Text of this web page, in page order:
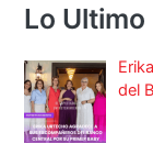
Lo Ultimo
del